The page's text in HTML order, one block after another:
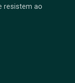
resistem ao